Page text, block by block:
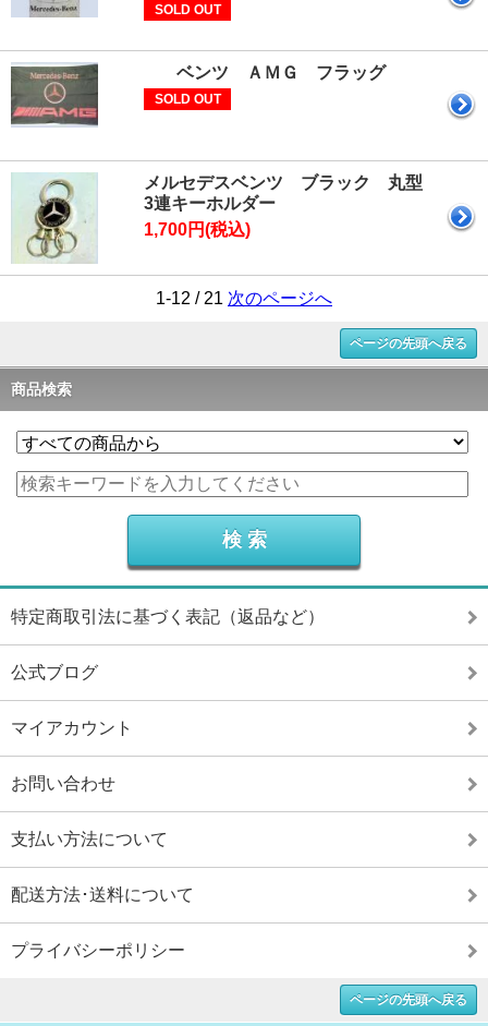
SOLD OUT
ベンツ ＡＭＧ フラッグ
SOLD OUT
メルセデスベンツ ブラック 丸型
3連キーホルダー
1,700円(税込)
1-12 / 21 次のページへ
ページの先頭へ戻る
商品検索
特定商取引法に基づく表記（返品など）
公式ブログ
マイアカウント
お問い合わせ
支払い方法について
配送方法･送料について
プライバシーポリシー
ページの先頭へ戻る